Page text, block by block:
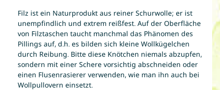
Filz ist ein Naturprodukt aus reiner Schurwolle; er ist
unempfindlich und extrem reißfest. Auf der Oberfläche
von Filztaschen taucht manchmal das Phänomen des
Pillings auf, d.h. es bilden sich kleine Wollkügelchen
durch Reibung. Bitte diese Knötchen niemals abzupfen,
sondern mit einer Schere vorsichtig abschneiden oder
einen Flusenrasierer verwenden, wie man ihn auch bei
Wollpullovern einsetzt.